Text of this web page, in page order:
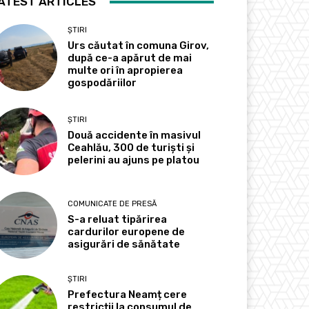
ȘTIRI
Urs căutat în comuna Girov,
după ce-a apărut de mai
multe ori în apropierea
gospodăriilor
ȘTIRI
Două accidente în masivul
Ceahlău, 300 de turiști și
pelerini au ajuns pe platou
COMUNICATE DE PRESĂ
S-a reluat tipărirea
cardurilor europene de
asigurări de sănătate
ȘTIRI
Prefectura Neamț cere